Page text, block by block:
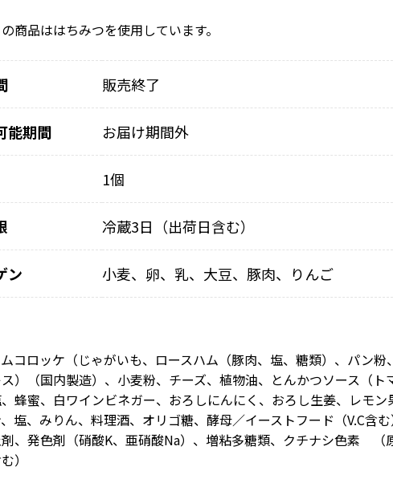
商品ははちみつを使用しています。
販売終了
能期間 お届け期間外
1個
冷蔵3日（出荷日含む）
ン 小麦、卵、乳、大豆、豚肉、りんご
コロッケ（じゃがいも、ロースハム（豚肉、塩、糖類）、パン粉
）（国内製造）、小麦粉、チーズ、植物油、とんかつソース（ト
蜂蜜、白ワインビネガー、おろしにんにく、おろし生姜、レモン
塩、みりん、料理酒、オリゴ糖、酵母／イーストフード（V.C含
、発色剤（硝酸K、亜硝酸Na）、増粘多糖類、クチナシ色素 （
）